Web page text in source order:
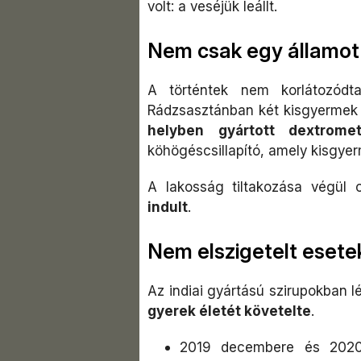
volt: a veséjük leállt.
Nem csak egy
A történtek nem
Rádzsasztánban két
helyben gyártott
köhögéscsillapító, amely
A lakosság tiltakozása
indult.
Nem elszigetelt
Az indiai gyártású szirupokban
gyerek életét követelte.
2019 decembere és